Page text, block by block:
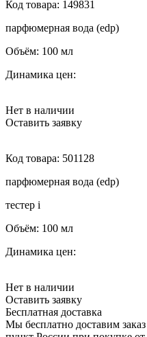
Код товара: 149831
парфюмерная вода (edp)
Объём: 100 мл
Динамика цен:
Нет в наличии
Оставить заявку
Код товара: 501128
парфюмерная вода (edp)
тестер i
Объём: 100 мл
Динамика цен:
Нет в наличии
Оставить заявку
Бесплатная доставка
Мы бесплатно доставим